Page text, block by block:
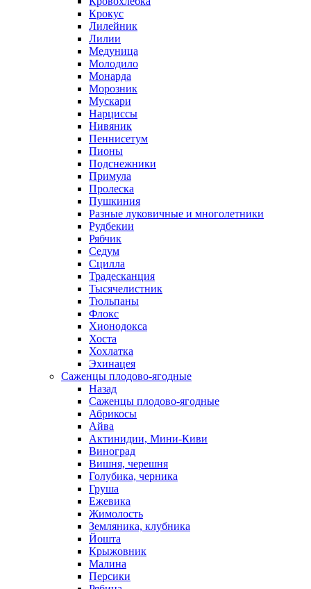
Крокус
Лилейник
Лилии
Медуница
Молодило
Монарда
Морозник
Мускари
Нарциссы
Нивяник
Пеннисетум
Пионы
Подснежники
Примула
Пролеска
Пушкиния
Разные луковичные и многолетники
Рудбекии
Рябчик
Седум
Сцилла
Традесканция
Тысячелистник
Тюльпаны
Флокс
Хионодокса
Хоста
Хохлатка
Эхинацея
Саженцы плодово-ягодные
Назад
Саженцы плодово-ягодные
Абрикосы
Айва
Актинидии, Мини-Киви
Виноград
Вишня, черешня
Голубика, черника
Груша
Ежевика
Жимолость
Земляника, клубника
Йошта
Крыжовник
Малина
Персики